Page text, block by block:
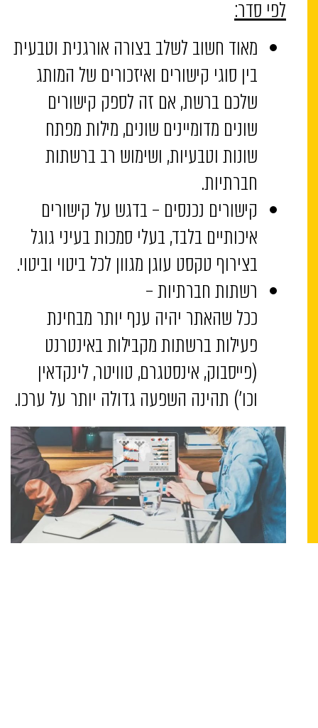
לפי סדר:
מאוד חשוב לשלב בצורה אורגנית וטבעית
בין סוגי קישורים ואיזכורים של המותג
שלכם ברשת, אם זה לספק קישורים
שונים מדומיינים שונים, מילות מפתח
שונות וטבעיות, ושימוש רב ברשתות
חברתיות.
קישורים נכנסים – בדגש על קישורים
איכותיים בלבד, בעלי סמכות בעיני גוגל
בצירוף טקסט עוגן מגוון לכל ביטוי וביטוי.
רשתות חברתיות –
ככל שהאתר יהיה ענף יותר מבחינת
פעילות ברשתות מקבילות באינטרנט
(פייסבוק, אינסטגרם, טוויטר, לינקדאין
וכו’) תהינה השפעה גדולה יותר על ערכו.